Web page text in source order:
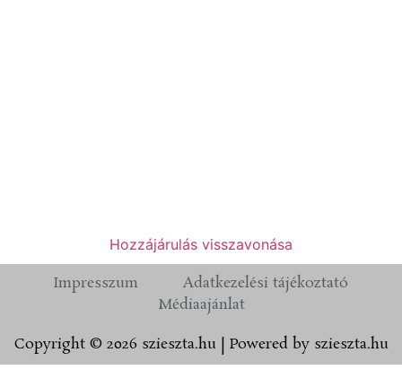
Hozzájárulás visszavonása
Impresszum
Adatkezelési tájékoztató
Médiaajánlat
Copyright © 2026 szieszta.hu | Powered by szieszta.hu